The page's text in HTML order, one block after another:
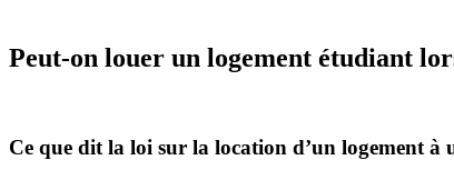
Peut-on louer un logement étudiant
Ce que dit la loi sur la location d’un logement à